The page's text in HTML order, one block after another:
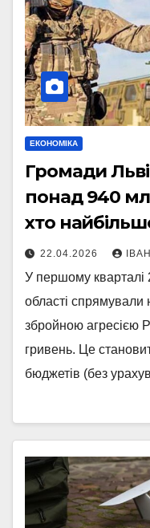
ЕКОНОМІКА
Громади
понад 940
хто
22.04.2026
У першому кварталі
області спрямували
збройною агресією
гривень. Це
бюджетів (без